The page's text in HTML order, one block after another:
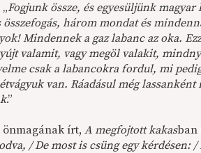
Fogjunk össze, és egyesüljünk magyar
három mondat és
Mindennek a gaz labanc az oka.
valamit, vagy megöl valakit,
csak a labancokra fordul, mi
van. Ráadásul még lassanként
.”
önmagának írt,A megfojtott kakasban
/ De most is csüng egy kérdésen: /